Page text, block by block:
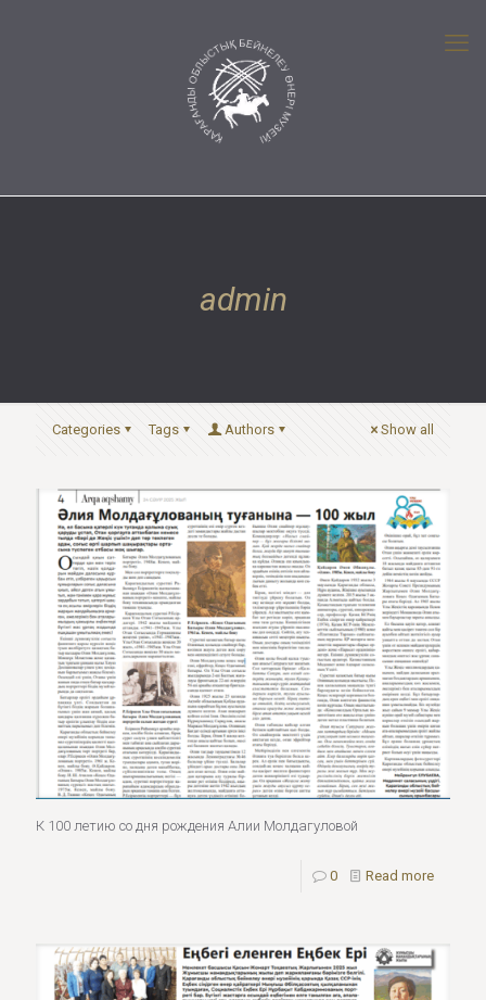
admin
Categories Tags Authors Show all
К 100 летию со дня рождения Алии Молдагуловой
0 Read more